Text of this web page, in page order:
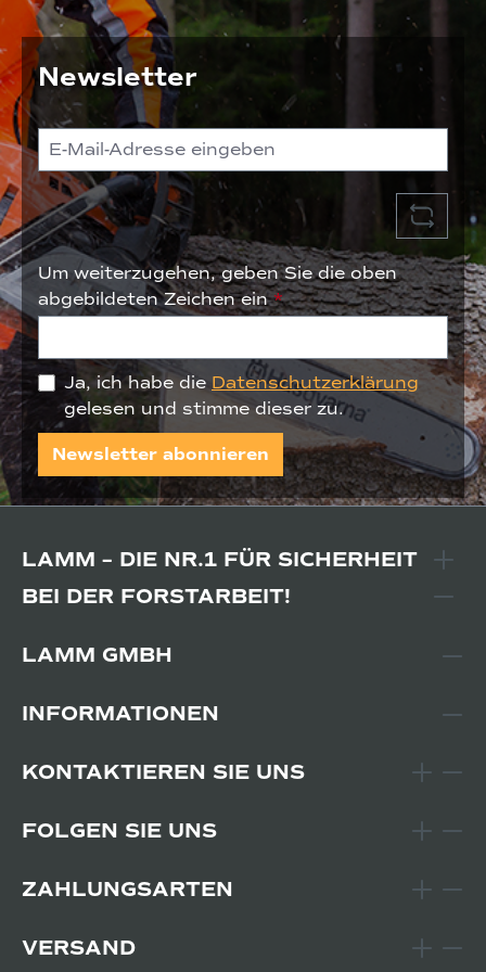
Newsletter
Um weiterzugehen, geben Sie die oben
abgebildeten Zeichen ein*
Ja, ich habe die Datenschutzerklärung
gelesen und stimme dieser zu.
Newsletter abonnieren
LAMM – DIE NR.1 FÜR SICHERHEIT
BEI DER FORSTARBEIT!
LAMM GMBH
INFORMATIONEN
KONTAKTIEREN SIE UNS
FOLGEN SIE UNS
ZAHLUNGSARTEN
VERSAND